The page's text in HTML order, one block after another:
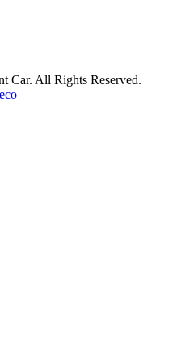
Car. All Rights Reserved.